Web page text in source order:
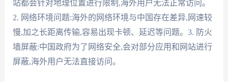
站都会针对地理位置进行限制,海外用户无法正常访问。
2. 网络环境问题:海外的网络环境与中国存在差异,网速较
慢,加之长距离传输,容易出现卡顿、延迟等问题。3. 防火
墙屏蔽:中国政府为了网络安全,会对部分应用和网站进行
屏蔽,海外用户无法直接访问。